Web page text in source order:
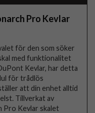
Pro Kevlar
för den som söker
med funktionalitet
Kevlar, har detta
för trådlös
att din enhet alltid
Tillverkat av
Pro Kevlar skalet